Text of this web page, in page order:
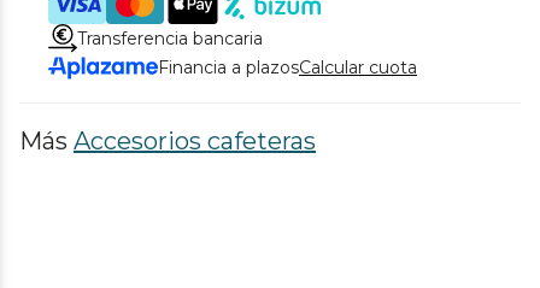
Transferencia bancaria
Financia a plazosCalcular cuota
Más Accesorios cafeteras